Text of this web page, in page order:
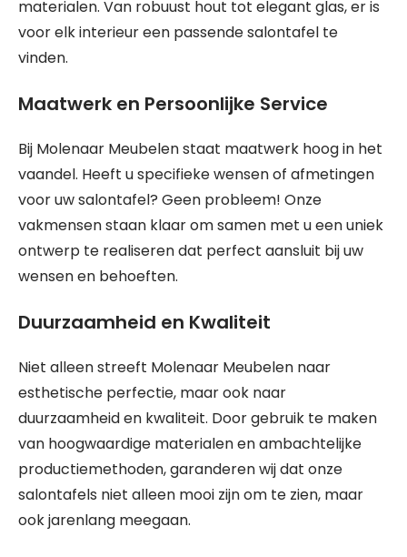
materialen. Van robuust hout tot elegant glas, er is
voor elk interieur een passende salontafel te
vinden.
Maatwerk en Persoonlijke Service
Bij Molenaar Meubelen staat maatwerk hoog in het
vaandel. Heeft u specifieke wensen of afmetingen
voor uw salontafel? Geen probleem! Onze
vakmensen staan klaar om samen met u een uniek
ontwerp te realiseren dat perfect aansluit bij uw
wensen en behoeften.
Duurzaamheid en Kwaliteit
Niet alleen streeft Molenaar Meubelen naar
esthetische perfectie, maar ook naar
duurzaamheid en kwaliteit. Door gebruik te maken
van hoogwaardige materialen en ambachtelijke
productiemethoden, garanderen wij dat onze
salontafels niet alleen mooi zijn om te zien, maar
ook jarenlang meegaan.